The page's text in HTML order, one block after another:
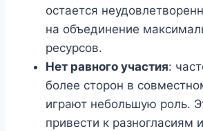
остается
на объединение
ресурсов.
Нет равного участия:
более сторон в
играют небольшую роль.
привести к разногласиям